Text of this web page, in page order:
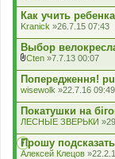
Как учить
Kranick »26.7.15 07:43
Выбор
к
л
а
д
е
н
н
я
Cten »7.7.13 00:07
Попередження!
wisewolk »22.7.16 09:49
Покатушки на
ЛЕСНЫЕ ЗВЕРЬКИ
Прошу
Алексей Клецов